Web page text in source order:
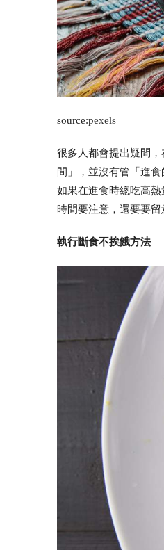
source:pexels
很多人都會提出疑問
間」，並沒有管「進
如果在進食時總吃高
時間要注意，還要要留
執行斷食不挨餓方法